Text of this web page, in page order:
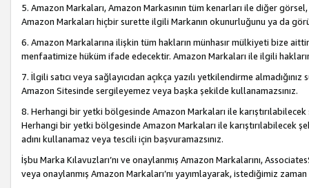
5. Amazon Markaları, Amazon Markasının tüm kenarları ile diğer
Amazon Markaları hiçbir surette ilgili Markanın okunurluğunu ya da
6. Amazon Markalarına ilişkin tüm hakların münhasır mülkiyeti bize
menfaatimize hüküm ifade edecektir. Amazon Markaları ile ilgili
7. İlgili satıcı veya sağlayıcıdan açıkça yazılı yetkilendirme
Amazon Sitesinde sergileyemez veya başka şekilde kullanamazsınız.
8. Herhangi bir yetki bölgesinde Amazon Markaları ile
Herhangi bir yetki bölgesinde Amazon Markaları ile karıştırılabilecek
adını kullanamaz veya tescili için başvuramazsınız.
İşbu Marka Kılavuzları’nı ve onaylanmış Amazon Markalarını,
veya onaylanmış Amazon Markaları’nı yayımlayarak, istediğimiz